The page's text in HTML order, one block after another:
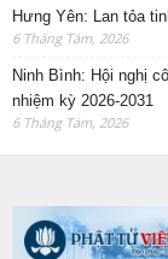
Hưng Yên: Lan tỏa
6 Tháng Tám, 2026
Ninh Bình: Hội nghị
nhiệm kỳ 2026-2031
6 Tháng Tám, 2026